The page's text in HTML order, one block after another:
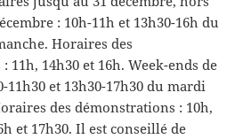
: 10h-11h et 13h30-16h du
Horaires des
11h, 14h30 et 16h. Week-ends de
11h30 et 13h30-17h30 du mardi
des démonstrations : 10h,
et 17h30. Il est conseillé de